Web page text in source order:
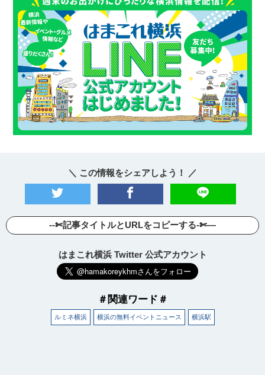
＼ この情報をシェアしよう！ ／
--✄記事タイトルとURLをコピーする-✄—
はまこれ横浜 Twitter 公式アカウント
＃関連ワード＃
ルミネ横浜 横浜の無料イベントニュース 横浜駅